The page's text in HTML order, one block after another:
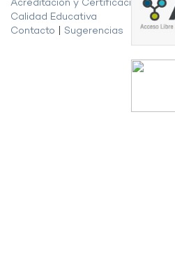
Acreditación y Certificación de la
Calidad Educativa
Contacto
Sugerencias